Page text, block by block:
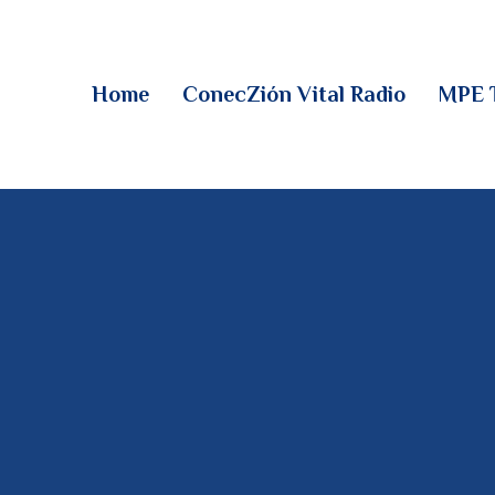
Home ConecZión Vital Radio MPE
CONECZIÓN VITAL
MPE TV